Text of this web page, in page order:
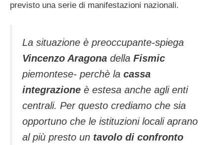
previsto una serie di manifestazioni nazionali.
La situazione è preoccupante-spiega
Vincenzo Aragona della Fismic
piemontese- perchè la cassa
integrazione è estesa anche agli enti
centrali. Per questo crediamo che sia
opportuno che le istituzioni locali aprano
al più presto un tavolo di confronto